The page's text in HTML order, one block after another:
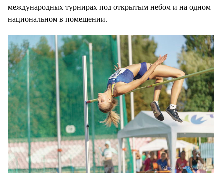
международных турнирах под открытым небом и на одном
национальном в помещении.